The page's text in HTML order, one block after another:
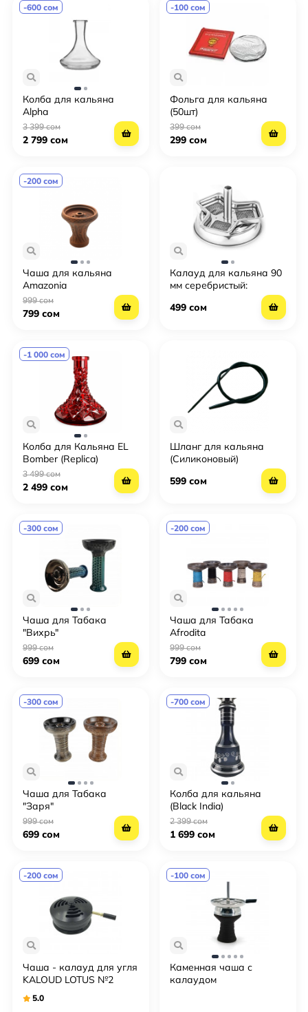
-600 сом
Колба для кальяна
Alpha
3 399 сом
2 799 сом
-100 сом
Фольга для кальяна
(50шт)
399 сом
299 сом
-200 сом
Чаша для кальяна
Amazonia
999 сом
799 сом
Калауд для кальяна 90
мм серебристый:
Металлическая чаша-
заменитель фольги,
регулятор жара для
499 сом
-1 000 сом
Колба для Кальяна EL
Bomber (Replica)
3 499 сом
2 499 сом
Шланг для кальяна
(Силиконовый)
599 сом
-300 сом
Чаша для Табака
"Вихрь"
999 сом
699 сом
-200 сом
Чаша для Табака
Afrodita
999 сом
799 сом
-300 сом
Чаша для Табака
"Заря"
999 сом
699 сом
-700 сом
Колба для кальяна
(Black India)
2 399 сом
1 699 сом
-200 сом
Чаша - калауд для угля
KALOUD LOTUS №2
5.0
-100 сом
Каменная чаша с
калаудом